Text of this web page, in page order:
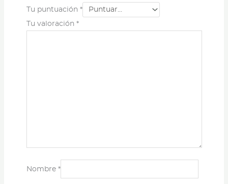
Tu puntuación *
Tu valoración *
Nombre *